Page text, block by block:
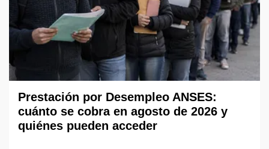
Prestación por Desempleo ANSES:
cuánto se cobra en agosto de 2026 y
quiénes pueden acceder